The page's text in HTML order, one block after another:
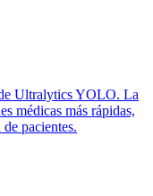
Ultralytics YOLO. La
médicas más rápidas,
pacientes.